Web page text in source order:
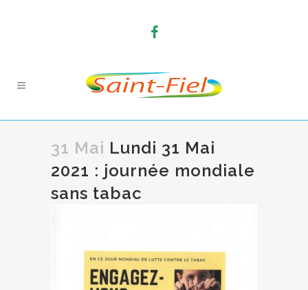
31 Mai Lundi 31 Mai
2021 : journée mondiale
sans tabac